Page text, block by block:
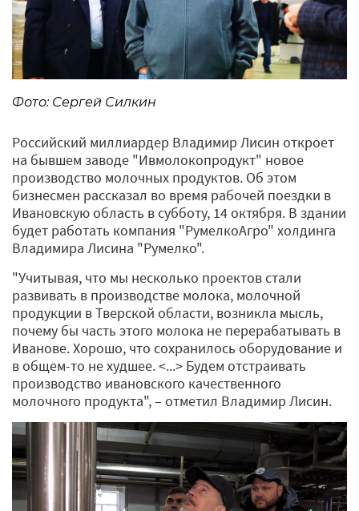
Фото: Сергей Силкин
Российский миллиардер Владимир Лисин откроет
на бывшем заводе "Ивмолокопродукт" новое
производство молочных продуктов. Об этом
бизнесмен рассказал во время рабочей поездки в
Ивановскую область в субботу, 14 октября. В здании
будет работать компания "РумелкоАгро" холдинга
Владимира Лисина "Румелко".
"Учитывая, что мы несколько проектов стали
развивать в производстве молока, молочной
продукции в Тверской области, возникла мысль,
почему бы часть этого молока не перерабатывать в
Иванове. Хорошо, что сохранилось оборудование и
в общем-то не худшее. <...> Будем отстраивать
производство ивановского качественного
молочного продукта", – отметил Владимир Лисин.